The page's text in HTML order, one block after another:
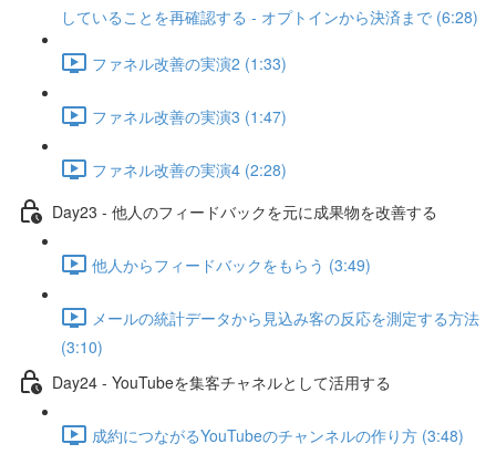
していることを再確認する - オプトインから決済まで (6:28)
ファネル改善の実演2 (1:33)
ファネル改善の実演3 (1:47)
ファネル改善の実演4 (2:28)
Day23 - 他人のフィードバックを元に成果物を改善する
他人からフィードバックをもらう (3:49)
メールの統計データから見込み客の反応を測定する方法
(3:10)
Day24 - YouTubeを集客チャネルとして活用する
成約につながるYouTubeのチャンネルの作り方 (3:48)